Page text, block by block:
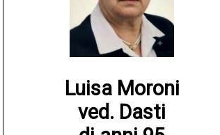
Luisa Moroni
ved. Dasti